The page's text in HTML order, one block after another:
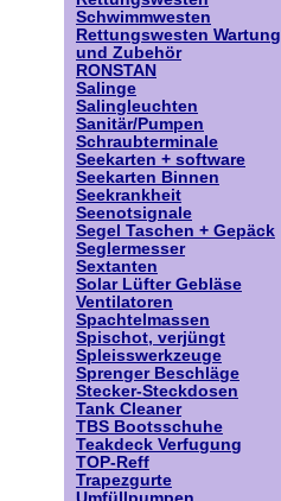
Schwimmwesten
Rettungswesten Wartung
und Zubehör
RONSTAN
Salinge
Salingleuchten
Sanitär/Pumpen
Schraubterminale
Seekarten + software
Seekarten Binnen
Seekrankheit
Seenotsignale
Segel Taschen + Gepäck
Seglermesser
Sextanten
Solar Lüfter Gebläse
Ventilatoren
Spachtelmassen
Spischot, verjüngt
Spleisswerkzeuge
Sprenger Beschläge
Stecker-Steckdosen
Tank Cleaner
TBS Bootsschuhe
Teakdeck Verfugung
TOP-Reff
Trapezgurte